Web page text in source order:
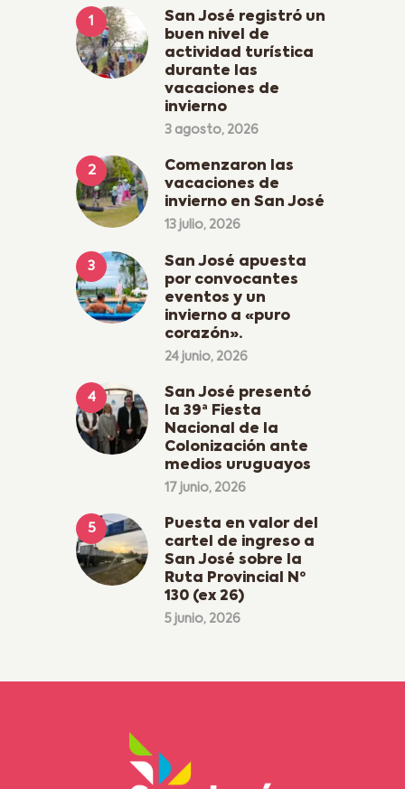
San José registró un
buen nivel de
actividad turística
durante las
vacaciones de
invierno
3 agosto, 2026
Comenzaron las
vacaciones de
invierno en San José
13 julio, 2026
San José apuesta
por convocantes
eventos y un
invierno a «puro
corazón».
24 junio, 2026
San José presentó
la 39ª Fiesta
Nacional de la
Colonización ante
medios uruguayos
17 junio, 2026
Puesta en valor del
cartel de ingreso a
San José sobre la
Ruta Provincial Nº
130 (ex 26)
5 junio, 2026